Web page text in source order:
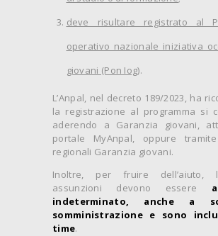
deve risultare registrato al
operativo nazionale iniziativa
giovani (Pon Iog).
L’Anpal, nel decreto 189/2023, ha
la registrazione al programma si
aderendo a Garanzia giovani,
portale MyAnpal, oppure
regionali Garanzia giovani.
Inoltre, per fruire dell’aiuto,
assunzioni devono essere
indeterminato, anche a
somministrazione e sono
time.